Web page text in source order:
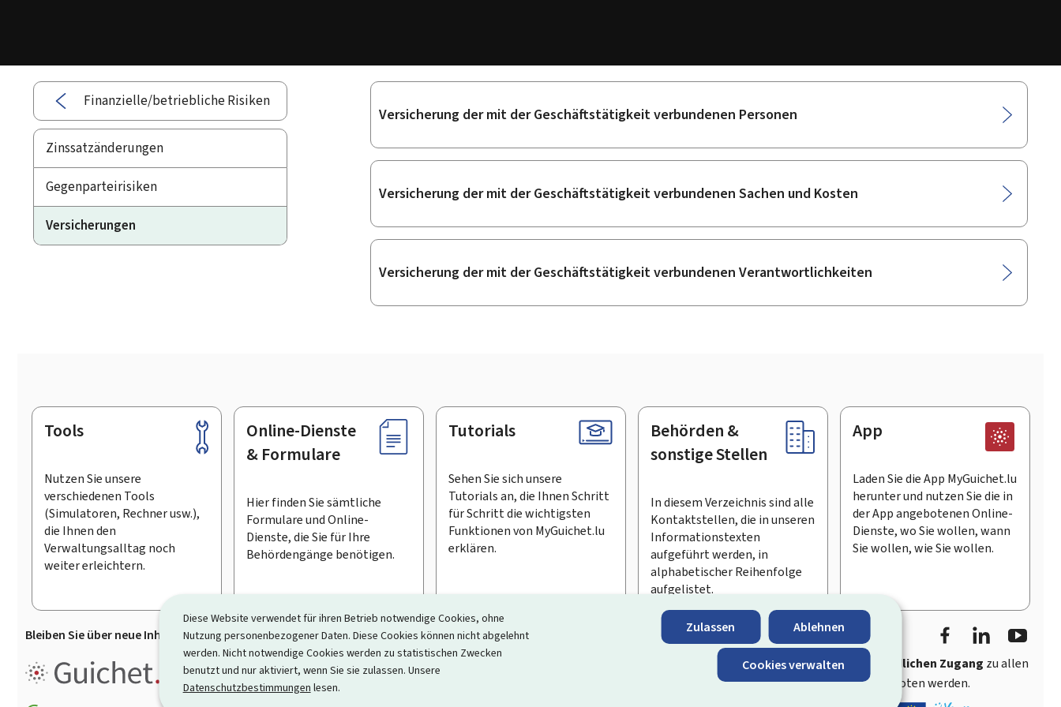
Diese Website verwendet für ihren Betrieb notwendige Cookies, ohne
Nutzung personenbezogener Daten. Diese Cookies können nicht abgelehnt
werden. Nicht notwendige Cookies werden zu statistischen Zwecken
benutzt und nur aktiviert, wenn Sie sie zulassen. Unsere
Datenschutzbestimmungen lesen.
Zulassen Ablehnen
Cookies verwalten
Finanzielle/betriebliche Risiken
Zinssatzänderungen
Gegenparteirisiken
Versicherungen
Unterrubriken
Versicherung der mit der Geschäftstätigkeit verbundenen Personen
Versicherung der mit der Geschäftstätigkeit verbundenen Sachen und Kosten
Versicherung der mit der Geschäftstätigkeit verbundenen Verantwortlichkeiten
Footer
Tools
Nutzen Sie unsere
verschiedenen Tools
(Simulatoren, Rechner usw.),
die Ihnen den
Verwaltungsalltag noch
weiter erleichtern.
Online-Dienste
& Formulare
Hier finden Sie sämtliche
Formulare und Online-
Dienste, die Sie für Ihre
Behördengänge benötigen.
Tutorials
Sehen Sie sich unsere
Tutorials an, die Ihnen Schritt
für Schritt die wichtigsten
Funktionen von MyGuichet.lu
erklären.
Behörden &
sonstige Stellen
In diesem Verzeichnis sind alle
Kontaktstellen, die in unseren
Informationstexten
aufgeführt werden, in
alphabetischer Reihenfolge
aufgelistet.
App
Laden Sie die App MyGuichet.lu
herunter und nutzen Sie die in
der App angebotenen Online-
Dienste, wo Sie wollen, wann
Sie wollen, wie Sie wollen.
Bleiben Sie über neue Inhalte auf Guichet.lu informiert Den Newsletter abonnieren
FacebookLinkedIn
Guichet.lu ist ein Informationsportal, das Ihre Interaktion mit dem Staat vereinfacht schnellen und benutzerfreundlichen Zugang zu allen
Informationen, Behördengängen und Dienstleistungen, die von den Behörden und sonstigen öffentlichen Stellen Luxemburgs angeboten werden.